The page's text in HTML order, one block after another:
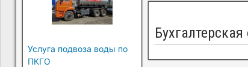
Услуга подвоза воды по
ПКГО